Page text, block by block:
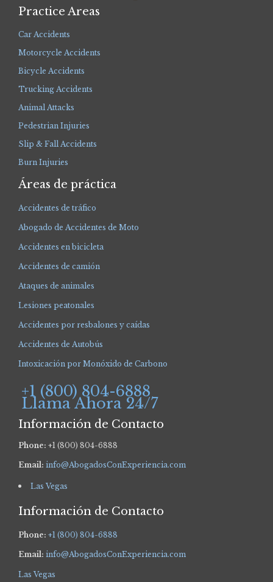
Practice Areas
Car Accidents
Motorcycle Accidents
Bicycle Accidents
Trucking Accidents
Animal Attacks
Pedestrian Injuries
Slip & Fall Accidents
Burn Injuries
Áreas de práctica
Accidentes de tráfico
Abogado de Accidentes de Moto
Accidentes en bicicleta
Accidentes de camión
Ataques de animales
Lesiones peatonales
Accidentes por resbalones y caídas
Accidentes de Autobús
Intoxicación por Monóxido de Carbono
+1 (800) 804-6888
Llama Ahora 24/7
Información de Contacto
Phone: +1 (800) 804-6888
Email: info@AbogadosConExperiencia.com
Las Vegas
Información de Contacto
Phone: +1 (800) 804-6888
Email: info@AbogadosConExperiencia.com
Las Vegas